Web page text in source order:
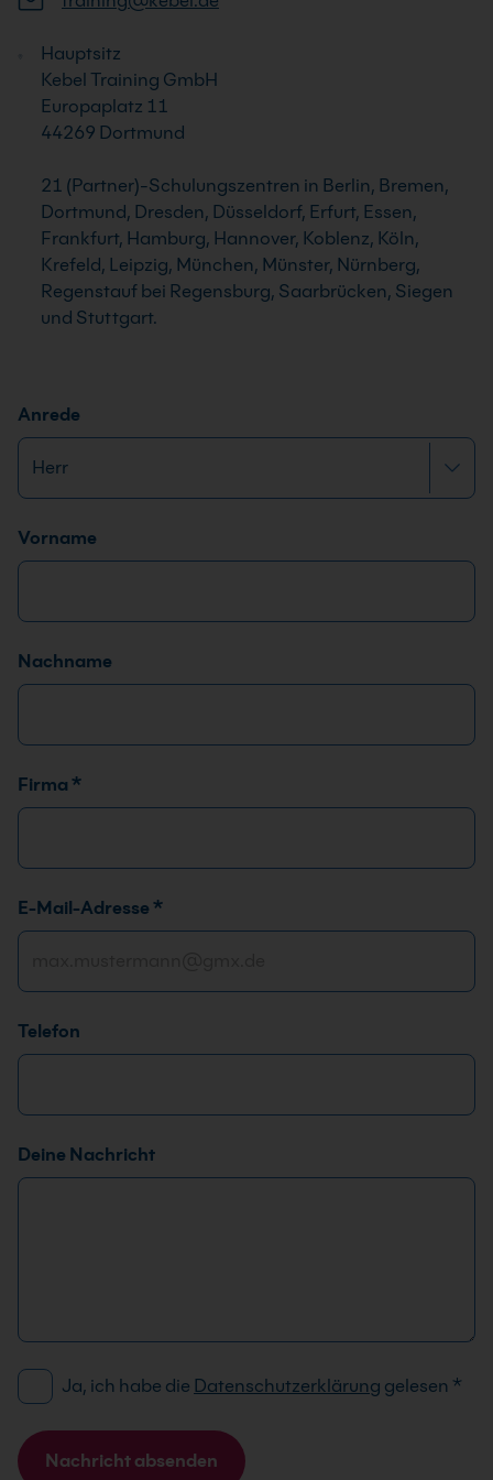
Hauptsitz
Kebel Training GmbH
Europaplatz 11
44269 Dortmund
21 (Partner)-Schulungszentren in Berlin, Bremen,
Dortmund, Dresden, Düsseldorf, Erfurt, Essen,
Frankfurt, Hamburg, Hannover, Koblenz, Köln,
Krefeld, Leipzig, München, Münster, Nürnberg,
Regenstauf bei Regensburg, Saarbrücken, Siegen
und Stuttgart.
Anrede
Name*
Vorname
Nachname
Firma *
E-Mail-Adresse *
Telefon
F
i
i
n
S
G
Deine Nachricht
D
S
G
V
Ja, ich habe die Datenschutzerklärung gelesen *
Nachricht absenden